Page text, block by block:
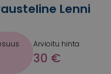
Lenni
Arvioitu hinta
30 €